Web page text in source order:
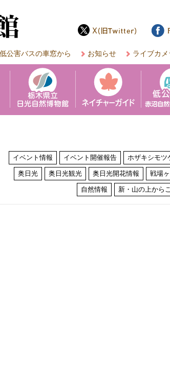
公害バスの車窓から お知らせ ライブカメ
イベント情報 イベント開催報告 ホザキシモツ
奥日光 奥日光観光 奥日光開花情報 戦場
自然情報 新・山の上から